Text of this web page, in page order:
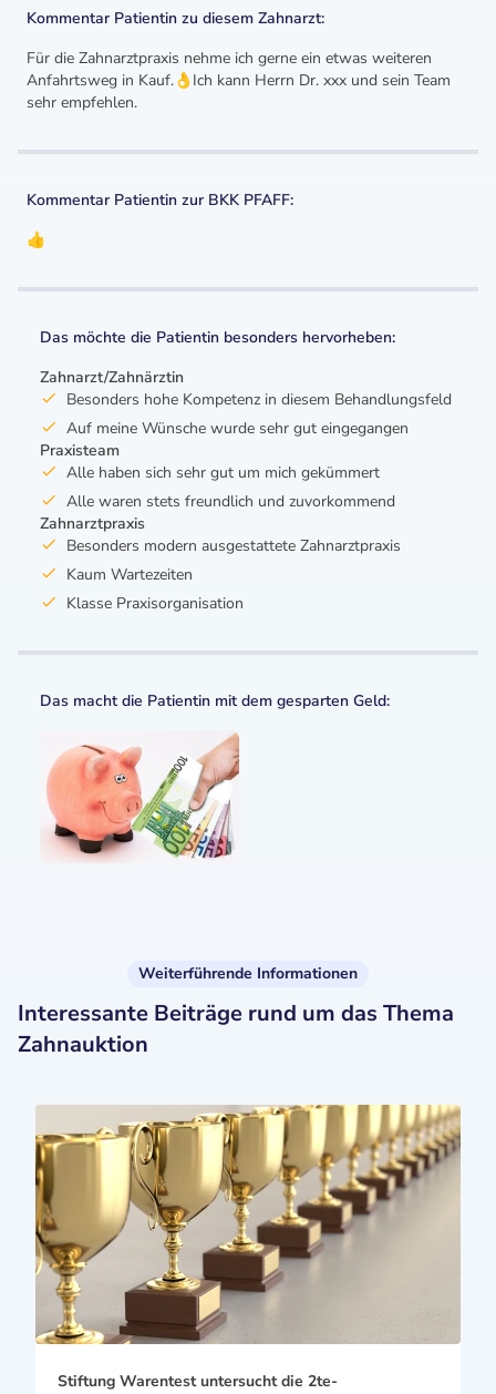
Kommentar Patientin zu diesem Zahnarzt:
Für die Zahnarztpraxis nehme ich gerne ein etwas weiteren
Anfahrtsweg in Kauf.👌Ich kann Herrn Dr. xxx und sein Team
sehr empfehlen.
Kommentar Patientin zur BKK PFAFF:
👍
Das möchte die Patientin besonders hervorheben:
Zahnarzt/Zahnärztin
Besonders hohe Kompetenz in diesem Behandlungsfeld
Auf meine Wünsche wurde sehr gut eingegangen
Praxisteam
Alle haben sich sehr gut um mich gekümmert
Alle waren stets freundlich und zuvorkommend
Zahnarztpraxis
Besonders modern ausgestattete Zahnarztpraxis
Kaum Wartezeiten
Klasse Praxisorganisation
Das macht die Patientin mit dem gesparten Geld:
Weiterführende Informationen
Interessante Beiträge rund um das Thema
Zahnauktion
Stiftung Warentest untersucht die 2te-